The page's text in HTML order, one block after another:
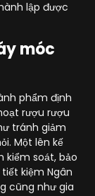
lập được
móc
phẩm định
rượu rượu
tránh giảm
Một lên kế
kiểm soát, bảo
kiệm Ngân
cũng như gia